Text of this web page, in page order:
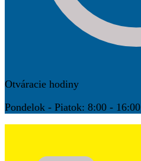
Otváracie hodiny
Pondelok - Piatok: 8:00 - 16:00